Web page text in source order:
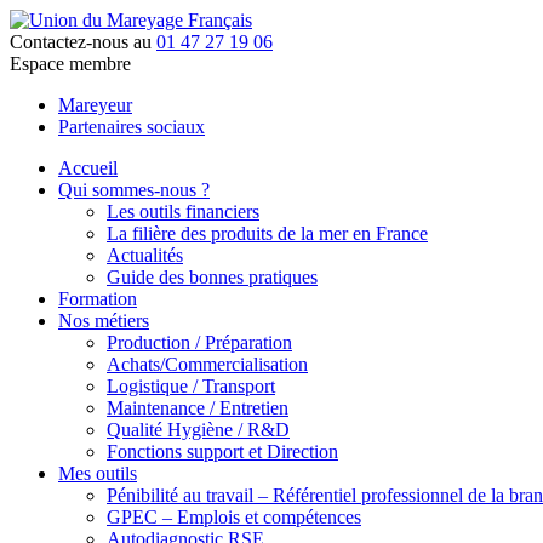
Contactez-nous au 01 47 27 19 06
Espace membre
Mareyeur
Partenaires sociaux
Accueil
Qui sommes-nous ?
Les outils financiers
La filière des produits de la mer en France
Actualités
Guide des bonnes pratiques
Formation
Nos métiers
Production / Préparation
Achats/Commercialisation
Logistique / Transport
Maintenance / Entretien
Qualité Hygiène / R&D
Fonctions support et Direction
Mes outils
Pénibilité au travail – Référentiel professionnel de la
GPEC – Emplois et compétences
Autodiagnostic RSE